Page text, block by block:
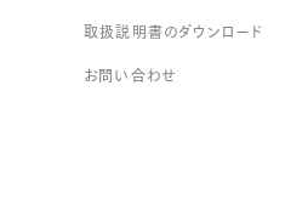
取扱説明書のダウンロード
お問い合わせ